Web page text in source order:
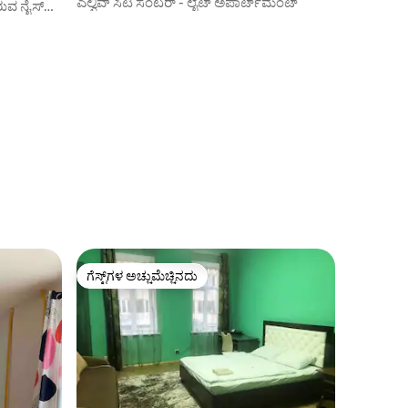
ನೈಸ್
ಗೆಸ್ಟ್‌ಗಳ ಅಚ್ಚುಮೆಚ್ಚಿನದು
ಗೆಸ್ಟ್‌ಗಳ ಅಚ್ಚುಮೆಚ್ಚಿನದು